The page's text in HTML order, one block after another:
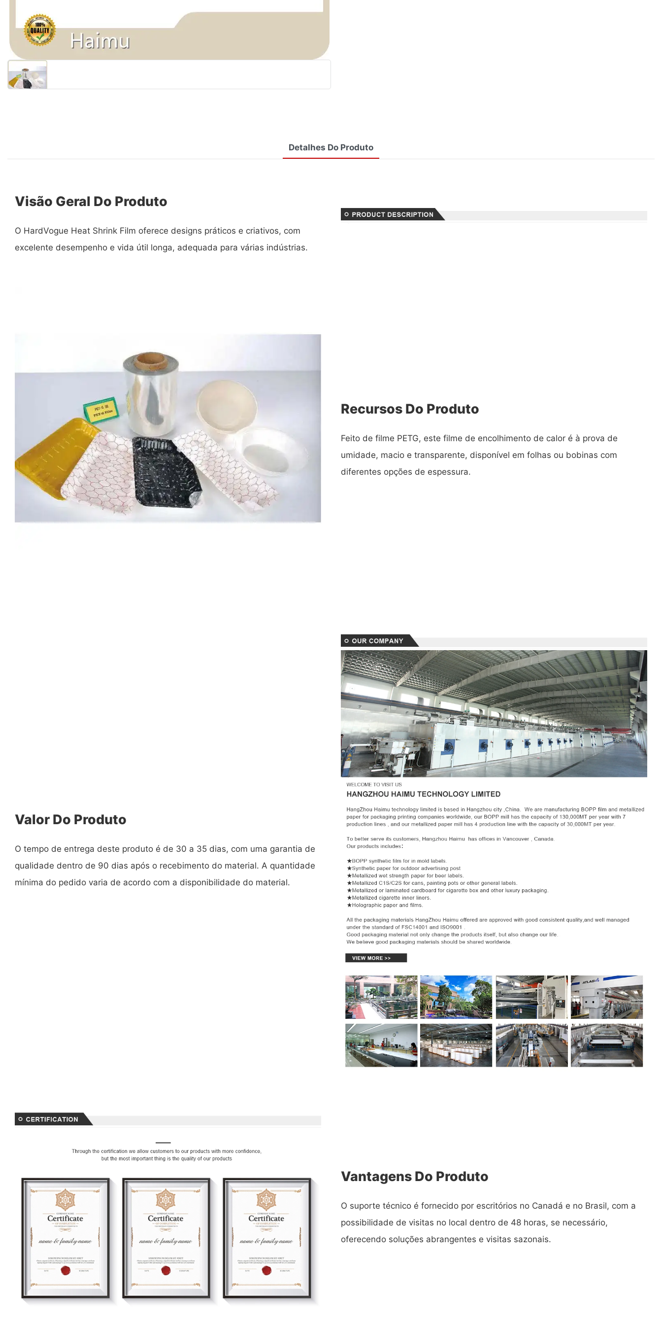
Detalhes Do Produto
Visão Geral Do Produto
O HardVogue Heat Shrink Film oferece designs práticos e criativos, com
excelente desempenho e vida útil longa, adequada para várias indústrias.
Recursos Do Produto
Feito de filme PETG, este filme de encolhimento de calor é à prova de
umidade, macio e transparente, disponível em folhas ou bobinas com
diferentes opções de espessura.
Valor Do Produto
O tempo de entrega deste produto é de 30 a 35 dias, com uma garantia de
qualidade dentro de 90 dias após o recebimento do material. A quantidade
mínima do pedido varia de acordo com a disponibilidade do material.
Vantagens Do Produto
O suporte técnico é fornecido por escritórios no Canadá e no Brasil, com a
possibilidade de visitas no local dentro de 48 horas, se necessário,
oferecendo soluções abrangentes e visitas sazonais.